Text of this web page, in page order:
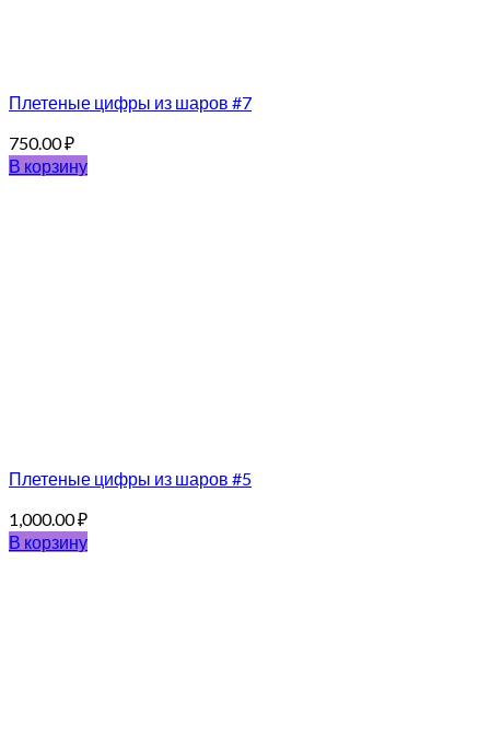
Плетеные цифры из шаров #7
750.00₽
В корзину
Плетеные цифры из шаров #5
1,000.00₽
В корзину